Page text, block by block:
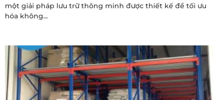
một giải pháp lưu trữ thông minh được thiết kế để tối ưu
hóa không...